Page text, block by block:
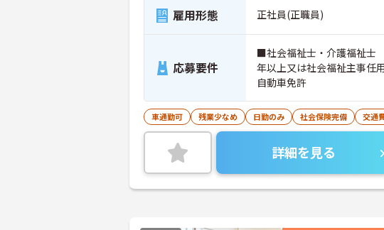
雇用形態 正社員(正職員)
応募要件
■社会福祉士・介護福祉士
年以上又は社会福祉主事任
自動車免許
車通勤可 残業少なめ 日勤のみ 社会保険完備 交通
詳細を見る